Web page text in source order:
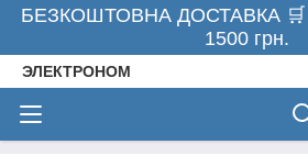
БЕЗКОШТОВНА ДОСТАВКА
1500 грн.
ЭЛЕКТРОНОМ